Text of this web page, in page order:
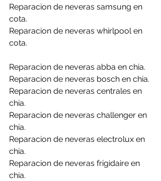
Reparacion de neveras samsung en
cota.
Reparacion de neveras whirlpool en
cota.
Reparacion de neveras abba en chia.
Reparacion de neveras bosch en chia.
Reparacion de neveras centrales en
chia.
Reparacion de neveras challenger en
chia.
Reparacion de neveras electrolux en
chia.
Reparacion de neveras frigidaire en
chia.